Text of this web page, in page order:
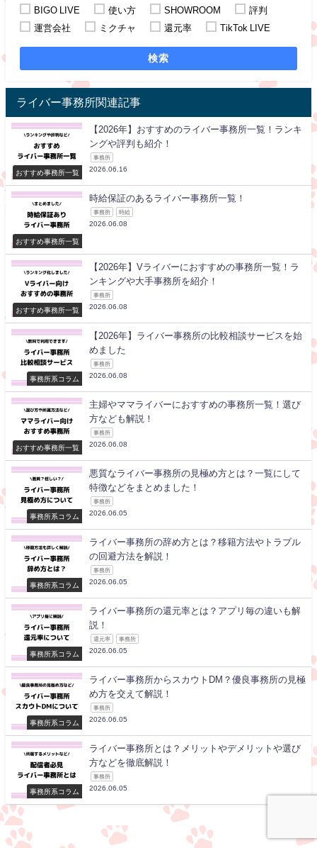
BIGO LIVE
使い方 SHOWROOM
評判
運営会社
ミクチャ 還元率 TikTok LIVE
検索
ライバー事務所関連記事
おすすめ事務所一覧
【2026年】おすすめのライバー事務所一覧！ランキ
ングや評判も紹介！
事務所
2026.06.16
おすすめ事務所一覧
時給保証のあるライバー事務所一覧！
事務所 時給
2026.06.08
おすすめ事務所一覧
【2026年】Vライバーにおすすめの事務所一覧！ラ
ンキングや大手事務所を紹介！
事務所
2026.06.08
事務所系コラム
【2026年】ライバー事務所の比較相談サービスを始
めました
事務所
2026.06.08
おすすめ事務所一覧
主婦やママライバーにおすすめの事務所一覧！選び
方なども解説！
事務所
2026.06.08
事務所系コラム
悪質なライバー事務所の見極め方とは？一覧にして
特徴などをまとめました！
事務所
2026.06.05
事務所系コラム
ライバー事務所の辞め方とは？移籍方法やトラブル
の回避方法を解説！
事務所
2026.06.05
事務所系コラム
ライバー事務所の還元率とは？アプリ毎の違いも解
説！
還元率 事務所
2026.06.05
事務所系コラム
ライバー事務所からスカウトDM？優良事務所の見極
め方を交えて解説！
事務所
2026.06.05
事務所系コラム
ライバー事務所とは？メリットやデメリットや選び
方などを徹底解説！
事務所
2026.06.05